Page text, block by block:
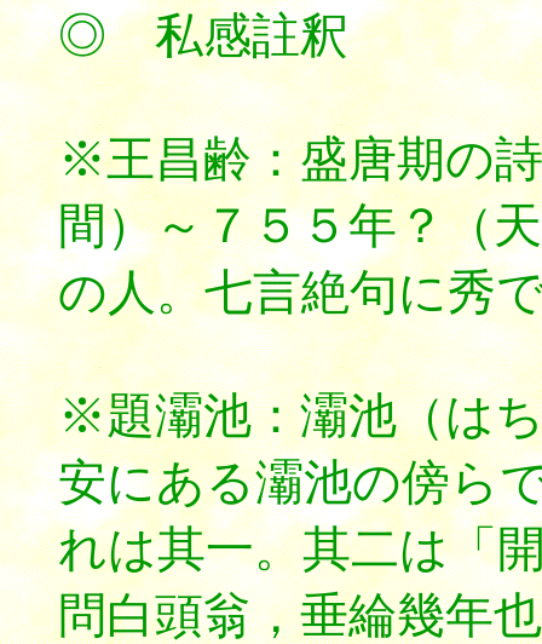
◎ 私感註釈
※王昌齢：盛唐期の
間）～７５５年？（
の人。七言絶句に秀
※題灞池：灞池（は
安にある灞池の傍ら
れは其一。其二は「
問白頭翁，垂綸幾年